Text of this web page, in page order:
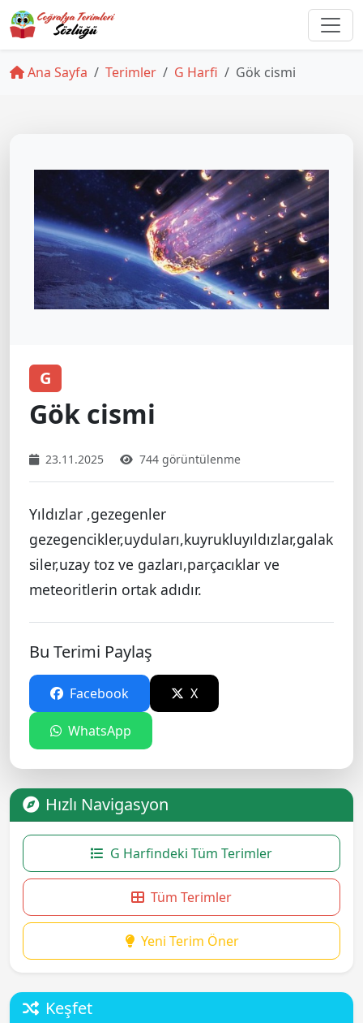
Ana Sayfa Terimler G Harfi Gök cismi
G
Gök cismi
23.11.2025 744 görüntülenme
Yıldızlar ,gezegenler
gezegencikler,uyduları,kuyrukluyıldızlar,galak
siler,uzay toz ve gazları,parçacıklar ve
meteoritlerin ortak adıdır.
Bu Terimi Paylaş
Facebook X
WhatsApp
Hızlı Navigasyon
G Harfindeki Tüm Terimler
Tüm Terimler
Yeni Terim Öner
Keşfet